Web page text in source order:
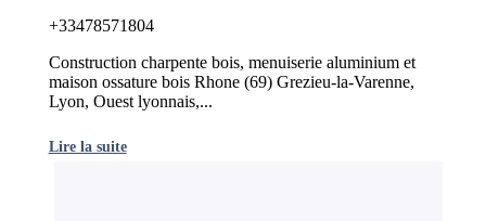
+33478571804
Construction charpente bois, menuiserie aluminium et
maison ossature bois Rhone (69) Grezieu-la-Varenne,
Lyon, Ouest lyonnais,...
Lire la suite